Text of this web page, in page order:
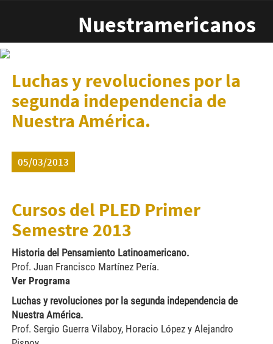
Nuestramericanos
Luchas y revoluciones por la
segunda independencia de
Nuestra América.
05/03/2013
Cursos del PLED Primer
Semestre 2013
Historia del Pensamiento Latinoamericano.
Prof. Juan Francisco Martínez Pería.
Ver Programa
Luchas y revoluciones por la segunda independencia de
Nuestra América.
Prof. Sergio Guerra Vilaboy, Horacio López y Alejandro